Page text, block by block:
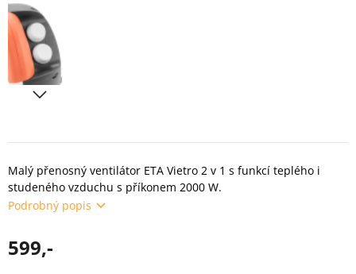
Malý přenosný ventilátor ETA Vietro 2 v 1 s funkcí teplého i
studeného vzduchu s příkonem 2000 W.
Podrobný popis
599,-